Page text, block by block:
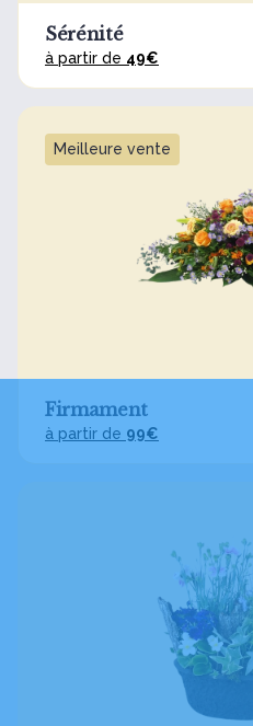
Sérénité
à partir de 49€
Meilleure vente
Firmament
à partir de 99€